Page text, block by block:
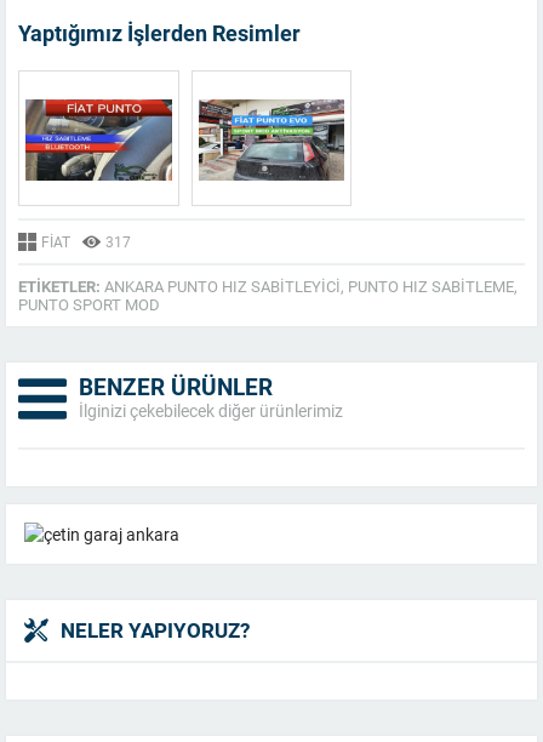
Yaptığımız İşlerden Resimler
FIAT 317
ETIKETLER: ANKARA PUNTO HIZ SABITLEYICI, PUNTO HIZ SABITLEME,
PUNTO SPORT MOD
BENZER ÜRÜNLER
İlginizi çekebilecek diğer ürünlerimiz
NELER YAPIYORUZ?